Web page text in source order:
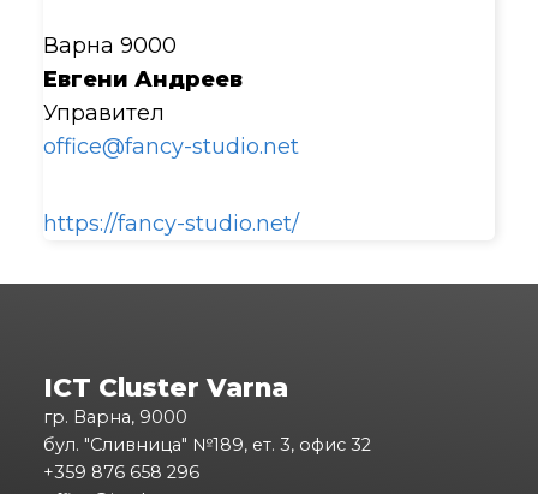
Варна 9000
Евгени Андреев
Управител
office@fancy-studio.net
https://fancy-studio.net/
ICT Cluster Varna
гр. Варна, 9000
бул. "Сливница" №189, ет. 3, офис 32
+359 876 658 296